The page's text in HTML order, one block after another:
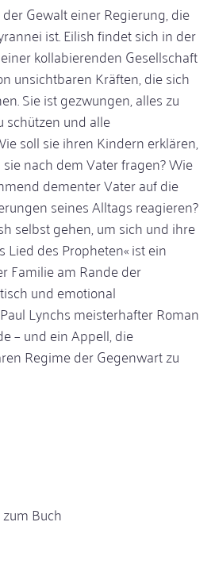
Gewalt einer Regierung, die
ist. Eilish findet sich in der
kollabierenden Gesellschaft
unsichtbaren Kräften, die sich
Sie ist gezwungen, alles zu
schützen und alle
soll sie ihren Kindern erklären,
nach dem Vater fragen? Wie
dementer Vater auf die
seines Alltags reagieren?
selbst gehen, um sich und ihre
Lied des Propheten« ist ein
Familie am Rande der
und emotional
Lynchs meisterhafter Roman
– und ein Appell, die
Regime der Gegenwart zu
Buch